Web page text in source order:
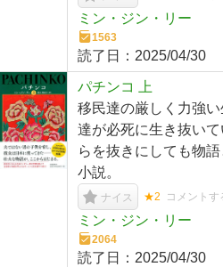
ミン・ジン・リー
1563
読了日： 2025/04/30
パチンコ 上
移民達の厳しく力強
達が必死に生き抜い
らを抜きにしても物
小説。
ナイス ★2 コメントす
ミン・ジン・リー
2064
読了日： 2025/04/30